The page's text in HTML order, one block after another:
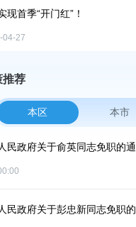
现首季“开门红”！
04-27
推荐
本区 本市
民政府关于俞英同志免职的
民政府关于彭忠新同志免职